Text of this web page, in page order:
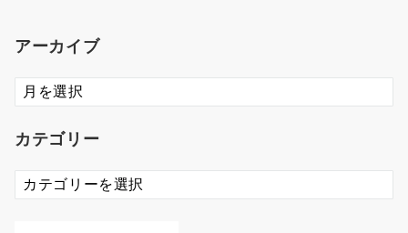
アーカイブ
ア
ー
イ
カテゴリー
カ
テ